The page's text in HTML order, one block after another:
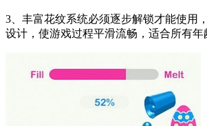
3、丰富花纹系统必须逐步解锁才能使用
设计，使游戏过程平滑流畅，适合所有年